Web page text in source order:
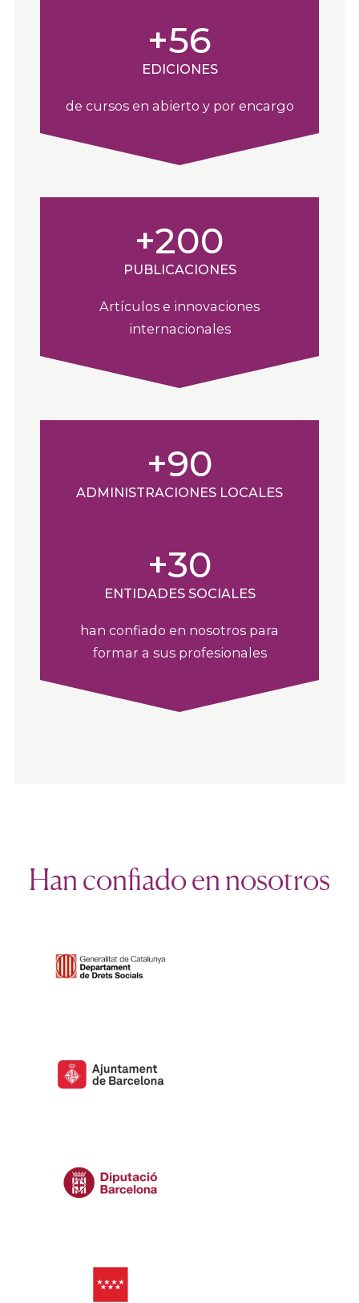
+56
EDICIONES
de cursos en abierto y por encargo
+200
PUBLICACIONES
Artículos e innovaciones
internacionales
+90
ADMINISTRACIONES LOCALES
+30
ENTIDADES SOCIALES
han confiado en nosotros para
formar a sus profesionales
Han confiado en nosotros